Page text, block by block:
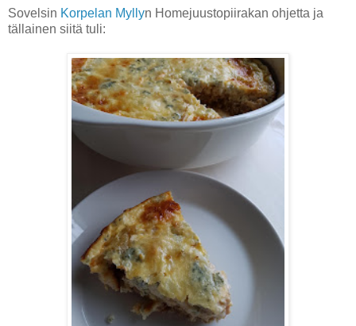
Sovelsin Korpelan Myllyn Homejuustopiirakan ohjetta ja
tällainen siitä tuli: